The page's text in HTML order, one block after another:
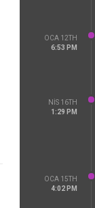
OCA 12TH
6:53 PM
NIS 16TH
1:29 PM
OCA 15TH
4:02 PM